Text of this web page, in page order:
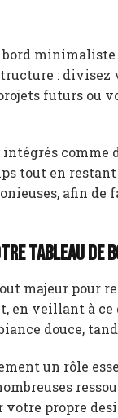
:
futurs ou
comme
tout en
afin
tableau de
majeur pour
en veillant à
douce,
un rôle
votre propre